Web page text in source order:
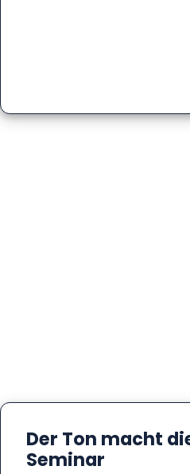
Der Ton macht
Seminar